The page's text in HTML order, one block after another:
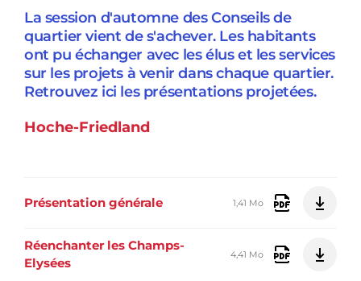
La session d'automne des Conseils de
quartier vient de s'achever. Les habitants
ont pu échanger avec les élus et les services
sur les projets à venir dans chaque quartier.
Retrouvez ici les présentations projetées.
Hoche-Friedland
Présentation générale 1,41 Mo
Réenchanter les Champs-
Elysées
4,41 Mo